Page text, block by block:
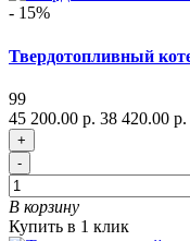
- 15%
Твердотопливный
99
45 200.00 р. 38 420.00 р.
+
-
В корзину
Купить в 1 клик